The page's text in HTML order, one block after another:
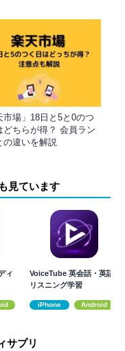
市場」18日と5と0のつ
どちらが得？ 会員ラン
の違いを解説
見ています
ィ
VoiceTube 英会話・英語
リスニング学習
iPhone Android
サプリ